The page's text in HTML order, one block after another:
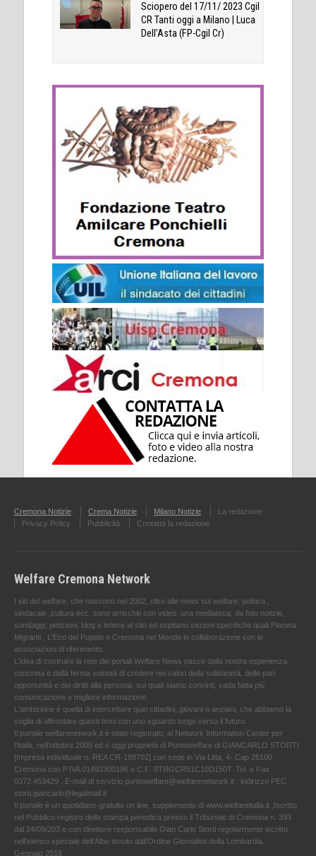
Sciopero del 17/11/ 2023 Cgil
CR Tanti oggi a Milano | Luca
Dell’Asta (FP-Cgil Cr)
Cremona Notizie Crema Notizie Milano Notizie
La redazione
Privacy Policy
Pubblicità Contatta la redazione
Welfare Cremona Network
I siti del welfare, che nascono nel 2002, oltre alle news sul welfare, politica ,
sindacale ,cultura ecc. sono arricchiti con video, una mediateca, da foto notizie,
sondaggi, petizioni, blog e lettere al sito ed ospitano sezioni specifiche quali Pianeta
Migranti , L'Eco del Popolo e Cremona nel Mondo in collaborazione con le
associazioni di riferimento.
L'idea di costruire la rete dei portali Welfare News nasce dalla nostra esperienza
concreta e dalla ferma volontà di credere nei valori della solidarietà, delle pari
opportunità e dei diritti alla persona, sui quali siamo convinti, vada fatta più
comunicazione e migliore informazione.
L'ambizione è quella di intercettare quei cittadini, giovani o anziani, che abbiamo la
voglia di affrontare questi temi con uno sguardo lungo verso il futuro.
Il portale welfarenetwork.it è stato registrato, al Network Information Center per
l'Italia, nell’ottobre 2005 ed è oggi proprietà di Puntowelfare di GIANCARLO STORTI
[Impresa individuale n. REA CR-188702] con sede in Via Litta, 4- Cap 26100
Cremona con P.IVA 01493300196 e C.F. STRGCR51C10D150T. Tel. e Fax
0372.453429 . E-mail di servizio puntowelfare@welfarenetwork.it ; indirizzo PEC
storti.giancarlo@legalmail.it
Il portale è un quotidiano gratuito on line, supplemento di www.welfareitalia.it ,Iscritto
nel Pubblico registro della stampa periodica presso il Tribunale di Cremona n. 393
dal 24/09/203 e con direttore responsabile Gian Carlo Storti regolarmente iscritto
nell’elenco speciale dell’Albo tenuto dall’Ordine Giornalisti della Lombardia.
Gennaio 2016